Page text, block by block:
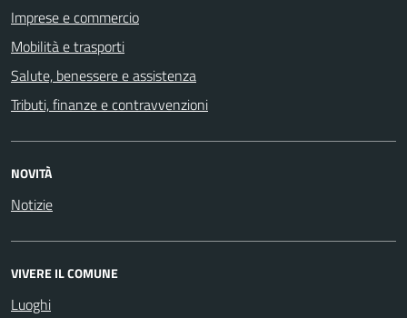
Imprese e commercio
Mobilità e trasporti
Salute, benessere e assistenza
Tributi, finanze e contravvenzioni
NOVITÀ
Notizie
VIVERE IL COMUNE
Luoghi